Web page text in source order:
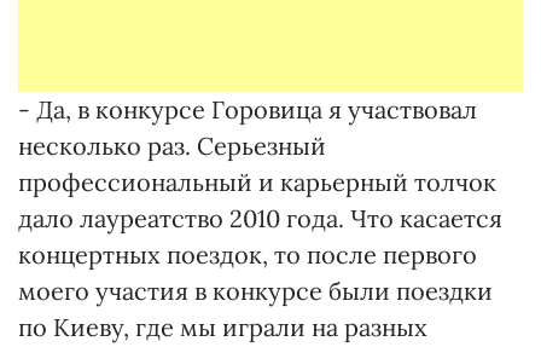
- Да, в конкурсе Горовица я участвовал
несколько раз. Серьезный
профессиональный и карьерный толчок
дало лауреатство 2010 года. Что касается
концертных поездок, то после первого
моего участия в конкурсе были поездки
по Киеву, где мы играли на разных